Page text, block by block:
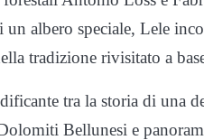
un albero speciale, Lele
tradizione rivisitato a
tra la storia di una
Bellunesi e